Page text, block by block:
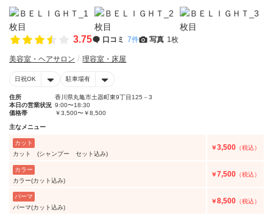
3.75 口コミ 7件 写真 1枚
美容室・ヘアサロン 理容室・床屋
日祝OK 駐車場有
住所
香川県丸亀市土器町東9丁目125－3
本日の営業状況 9:00〜18:30
価格帯
￥3,500〜￥8,500
主なメニュー
カット
カット (シャンプー セット込み)
￥3,500 （税込）
カラー
カラー(カット込み)
￥7,500 （税込）
パーマ
パーマ(カット込み)
￥8,500 （税込）